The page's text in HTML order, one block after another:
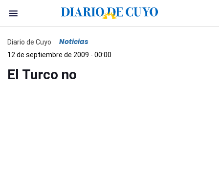
Diario de Cuyo Noticias
12 de septiembre de 2009 - 00:00
El Turco no